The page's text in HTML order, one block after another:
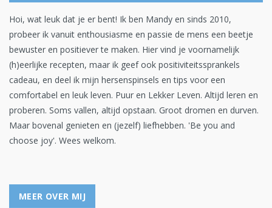
Hoi, wat leuk dat je er bent! Ik ben Mandy en sinds 2010,
probeer ik vanuit enthousiasme en passie de mens een beetje
bewuster en positiever te maken. Hier vind je voornamelijk
(h)eerlijke recepten, maar ik geef ook positiviteitssprankels
cadeau, en deel ik mijn hersenspinsels en tips voor een
comfortabel en leuk leven. Puur en Lekker Leven. Altijd leren en
proberen. Soms vallen, altijd opstaan. Groot dromen en durven.
Maar bovenal genieten en (jezelf) liefhebben. 'Be you and
choose joy'. Wees welkom.
MEER OVER MIJ